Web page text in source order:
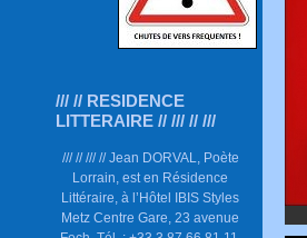
/// // RESIDENCE
LITTERAIRE // /// // ///
/// // /// // Jean DORVAL, Poète
Lorrain, est en Résidence
Littéraire, à l’Hôtel IBIS Styles
Metz Centre Gare, 23 avenue